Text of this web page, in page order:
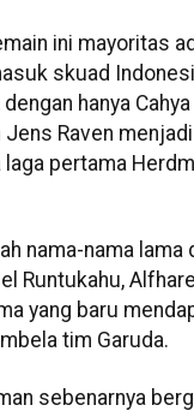
ini mayoritas
skuad
hanya
Jens Raven
pertama
nama-nama
Runtukahu,
yang baru
tim Garuda.
sebenarnya